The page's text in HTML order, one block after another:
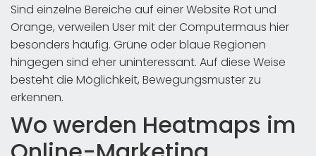
Sind einzelne Bereiche auf einer Website Rot und
Orange, verweilen User mit der Computermaus hier
besonders häufig. Grüne oder blaue Regionen
hingegen sind eher uninteressant. Auf diese Weise
besteht die Möglichkeit, Bewegungsmuster zu
erkennen.
Wo werden Heatmaps im